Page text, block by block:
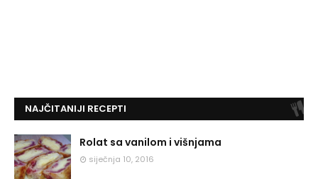
NAJČITANIJI RECEPTI
Rolat sa vanilom i višnjama
siječnja 10, 2016